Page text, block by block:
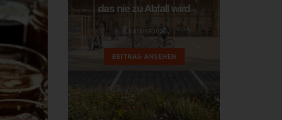
das nie zu Abfall wird
6. AUGUST 2026
BEITRAG ANSEHEN